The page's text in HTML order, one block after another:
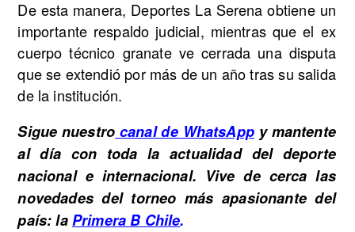
De esta manera, Deportes La Serena obtiene un
importante respaldo judicial, mientras que el ex
cuerpo técnico granate ve cerrada una disputa
que se extendió por más de un año tras su salida
de la institución.
Sigue nuestro canal de WhatsApp y mantente
al día con toda la actualidad del deporte
nacional e internacional. Vive de cerca las
novedades del torneo más apasionante del
país: la Primera B Chile.